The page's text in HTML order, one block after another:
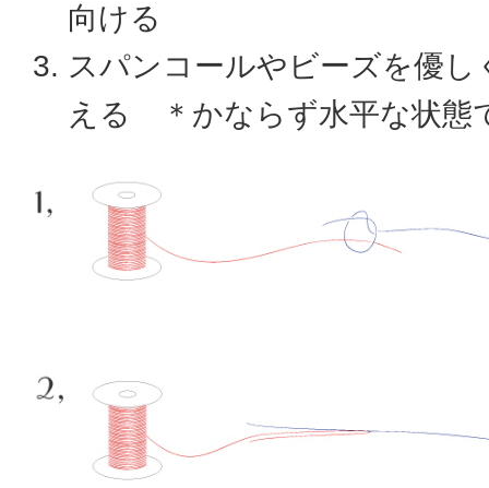
向ける
スパンコールやビーズを優し
える ＊かならず水平な状態